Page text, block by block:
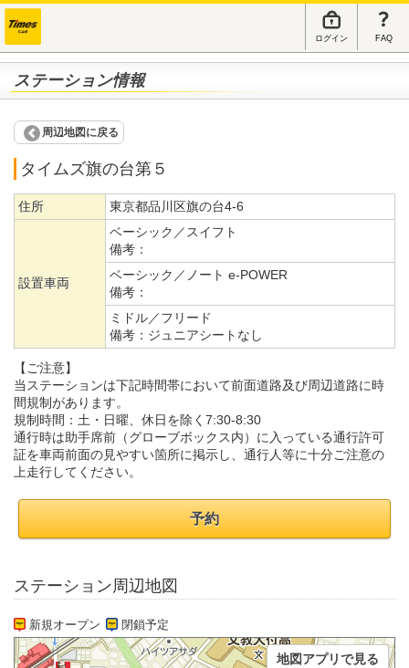
ログイン FAQ
ステーション情報
周辺地図に戻る
タイムズ旗の台第５
住所 東京都品川区旗の台4-6
設置車両
ベーシック／スイフト
備考：
ベーシック／ノート e-POWER
備考：
ミドル／フリード
備考： ジュニアシートなし
【ご注意】
当ステーションは下記時間帯において前面道路及び周辺道路に時
間規制があります。
規制時間：土・日曜、休日を除く7:30-8:30
通行時は助手席前（グローブボックス内）に入っている通行許可
証を車両前面の見やすい箇所に掲示し、通行人等に十分ご注意の
上走行してください。
予約
ステーション周辺地図
新規オープン 閉鎖予定
地図アプリで見る